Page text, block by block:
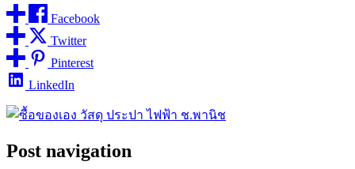
Facebook
Twitter
Pinterest
LinkedIn
Post navigation